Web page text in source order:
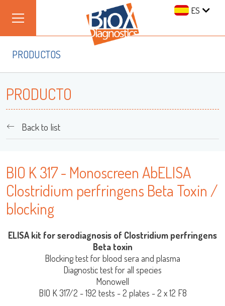
ES
PRODUCTOS
PRODUCTO
Back to list
BIO K 317 - Monoscreen AbELISA
Clostridium perfringens Beta Toxin /
blocking
ELISA kit for serodiagnosis of Clostridium perfringens
Beta toxin
Blocking test for blood sera and plasma
Diagnostic test for all species
Monowell
BIO K 317/2 - 192 tests - 2 plates - 2 x 12 F8